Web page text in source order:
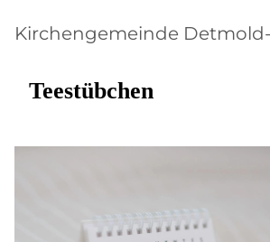
Kirchengemeinde
Teestübchen